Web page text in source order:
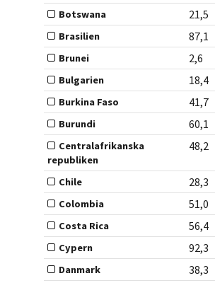
Botswana 21,5
Brasilien 87,1
Brunei 2,6
Bulgarien 18,4
Burkina Faso 41,7
Burundi 60,1
Centralafrikanska
republiken
48,2
Chile 28,3
Colombia 51,0
Costa Rica 56,4
Cypern 92,3
Danmark 38,3